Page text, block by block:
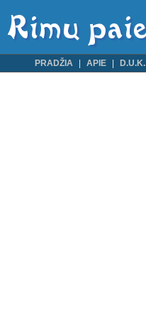
PRADŽIA APIE D.U.K.